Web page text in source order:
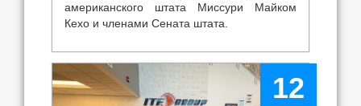
американского штата Миссури Майком
Кехо и членами Сената штата.
12